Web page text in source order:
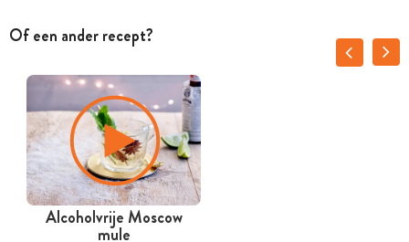
Of een ander recept?
Alcoholvrije Moscow
mule